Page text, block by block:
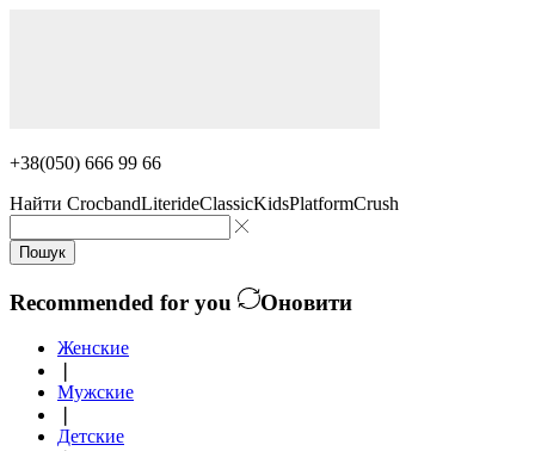
+38(050) 666 99 66
Найти CrocbandLiterideClassicKidsPlatformCrush
Пошук
Recommended for you Оновити
Женские
Мужские
Детские